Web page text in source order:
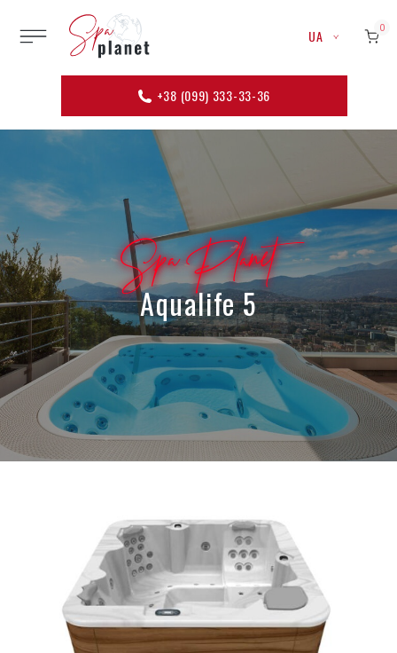
+38 (099) 333-33-36
UA 0
Spa Planet
Aqualife 5